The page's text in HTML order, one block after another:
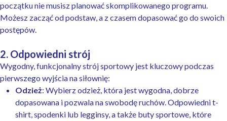
początku nie musisz planować skomplikowanego programu.
Możesz zacząć od podstaw, a z czasem dopasować go do swoich
postępów.
2. Odpowiedni strój
Wygodny, funkcjonalny strój sportowy jest kluczowy podczas
pierwszego wyjścia na siłownię:
Odzież: Wybierz odzież, która jest wygodna, dobrze
dopasowana i pozwala na swobodę ruchów. Odpowiedni t-
shirt, spodenki lub legginsy, a także buty sportowe, które